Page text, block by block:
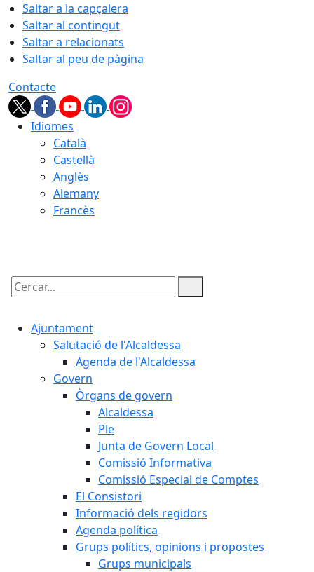
Saltar a la capçalera
Saltar al contingut
Saltar a relacionats
Saltar al peu de pàgina
Contacte
Idiomes
Català
Castellà
Anglès
Alemany
Francès
Cercar:
Ajuntament
Salutació de l'Alcaldessa
Agenda de l'Alcaldessa
Govern
Òrgans de govern
Alcaldessa
Ple
Junta de Govern Local
Comissió Informativa
Comissió Especial de Comptes
El Consistori
Informació dels regidors
Agenda política
Grups polítics, opinions i propostes
Grups municipals